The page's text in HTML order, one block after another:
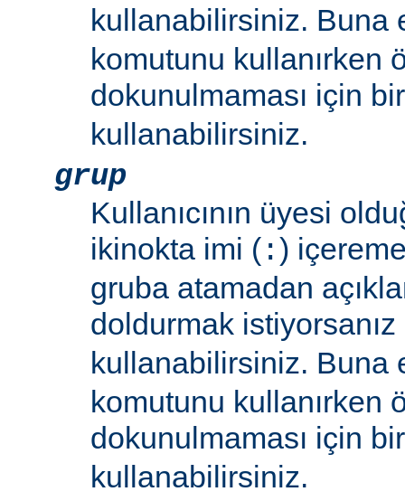
kullanabilirsiniz. Buna
komutunu kullanırken
dokunulmaması için
kullanabilirsiniz.
grup
Kullanıcının üyesi
ikinokta imi ( :)
gruba atamadan
doldurmak
kullanabilirsiniz. Buna
komutunu kullanırken
dokunulmaması için
kullanabilirsiniz.